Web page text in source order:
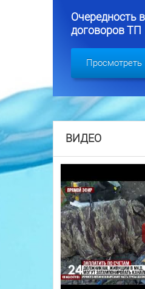
Очередность
договоров ТП
Просмотреть
ВИДЕО